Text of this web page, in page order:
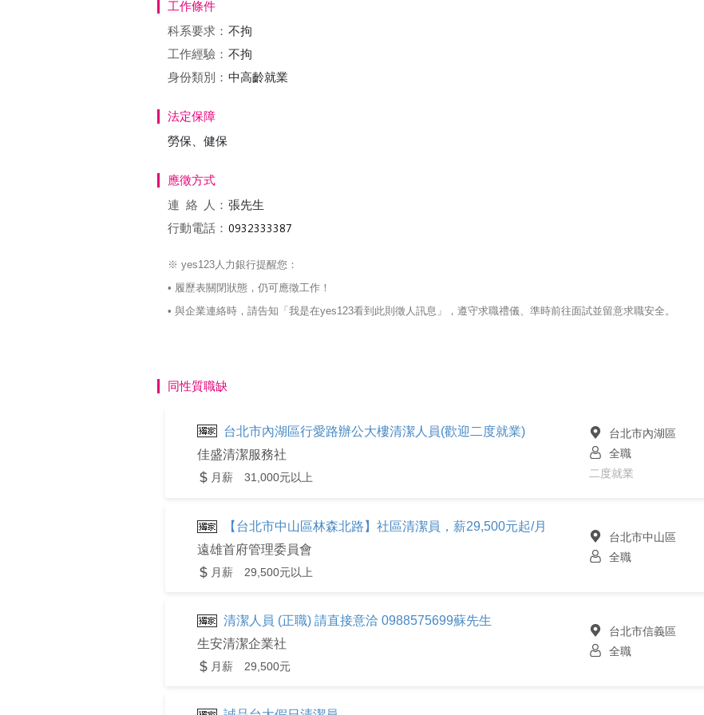
工作條件
科系要求： 不拘
工作經驗： 不拘
身份類別： 中高齡就業
法定保障
勞保、健保
應徵方式
連絡
人： 張先生
行動電話：
※ yes123人力銀行提醒您：
• 履歷表關閉狀態，仍可應徵工作！
• 與企業連絡時，請告知「我是在yes123看到此則徵人訊息」，遵守求職禮儀、準時前往面試並留意求職安全。
同性質職缺
台北市內湖區行愛路辦公大樓清潔人員(歡迎二度就業)
佳盛清潔服務社
月薪 31,000元以上
台北市內湖區
全職
二度就業
【台北市中山區林森北路】社區清潔員，薪29,500元起/月
遠雄首府管理委員會
月薪 29,500元以上
台北市中山區
全職
清潔人員 (正職) 請直接意洽 0988575699蘇先生
生安清潔企業社
月薪 29,500元
台北市信義區
全職